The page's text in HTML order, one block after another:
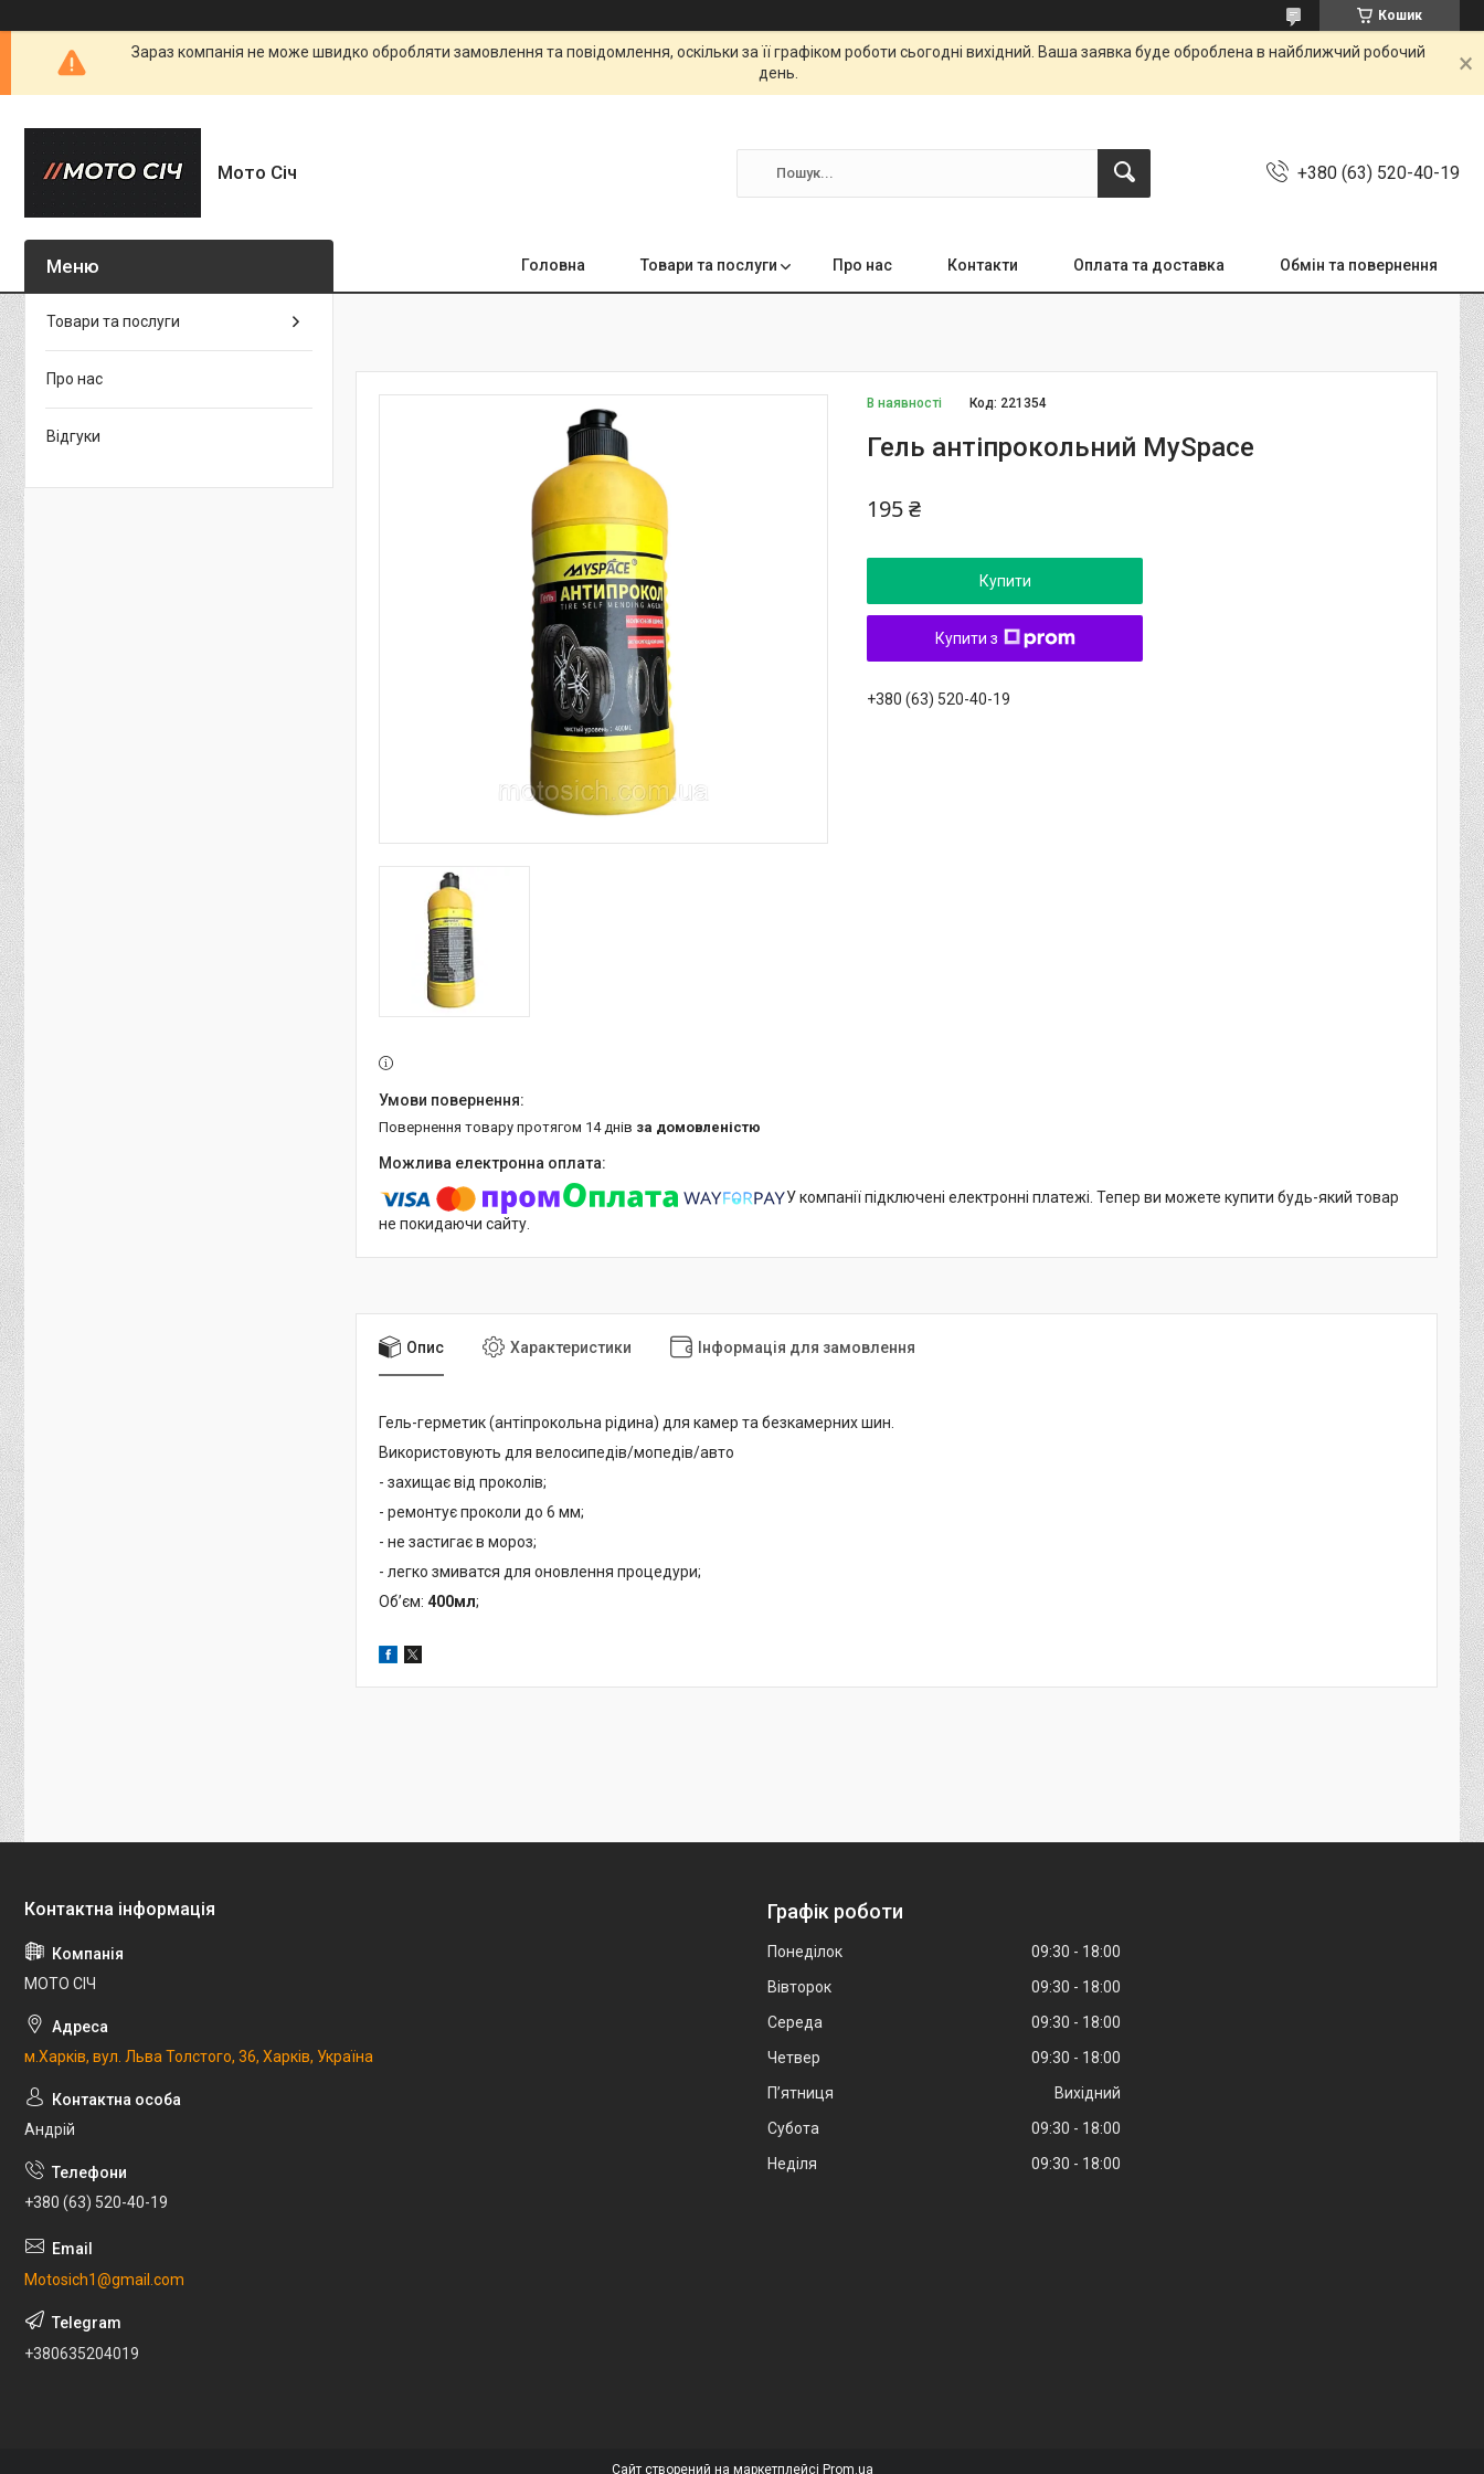
Кошик
Зараз компанія не може швидко обробляти замовлення та повідомлення, оскільки за її графіком роботи сьогодні вихідний. Ваша заявка буде оброблена в найближчий робочий
день.
Мото Січ +380 (63) 520-40-19
Головна Товари та послуги Про нас Контакти Оплата та доставка Обмін та повернення
В наявності Код: 221354
Гель антіпрокольний MySpace
195 ₴
Купити
Купити з
+380 (63) 520-40-19
повернення товару протягом 14 днів за домовленістю
У компанії підключені електронні платежі. Тепер ви можете купити будь-який товар
не покидаючи сайту.
Опис Характеристики Інформація для замовлення
Гель-герметик (антіпрокольна рідина) для камер та безкамерних шин.
Використовують для велосипедів/мопедів/авто
- захищає від проколів;
- ремонтує проколи до 6 мм;
- не застигає в мороз;
- легко змиватся для оновлення процедури;
Обʼєм: 400мл;
Товари та послуги
Про нас
Відгуки
МОТО СІЧ
м.Харків, вул. Льва Толстого, 36, Харків, Україна
Андрій
+380 (63) 520-40-19
Motosich1@gmail.com
+380635204019
Графік роботи
Понеділок 09:30
18:00
Вівторок
09:30
18:00
Середа
09:30
18:00
Четвер
09:30
18:00
Пʼятниця
Вихідний
Субота
09:30
18:00
Неділя
09:30 18:00
Сайт створений на маркетплейсі Prom.ua